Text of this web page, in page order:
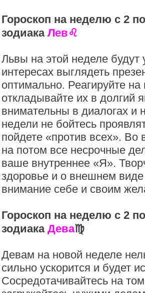
Гороскоп на неделю с 2
зодиака Лев♌️
Львы на этой неделе
интересах выглядеть
оптимально. Реагируйте
откладывайте их в долгий
внимательны в диалогах и
недели не бойтесь
пойдете «против всех». Во
на потом все несрочные
ваше внутреннее «Я».
здоровье и о внешнем
внимание себе и своим
Гороскоп на неделю с 2
зодиака Дева♍️
Девам на новой неделе
сильно ускорится и будет
Сосредотачивайтесь на